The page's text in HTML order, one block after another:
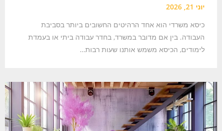
יוני 21, 2026
כיסא משרדי הוא אחד הרהיטים החשובים ביותר בסביבת
העבודה. בין אם מדובר במשרד, בחדר עבודה ביתי או בעמדת
לימודים, הכיסא משמש אותנו שעות רבות…